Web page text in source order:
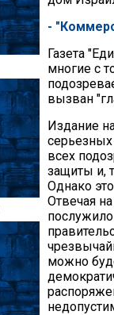
-
Газета
многие с
вызван
Издание
всех
защиты и,
Однако
Отвечая
можно